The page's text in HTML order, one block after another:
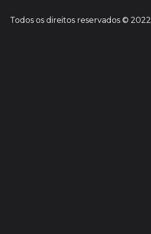
Todos os direitos reservados © 2022